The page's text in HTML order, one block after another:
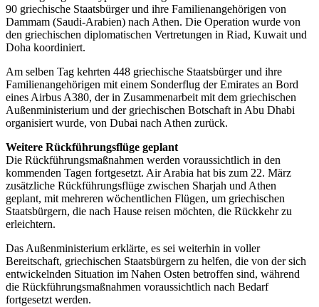
90 griechische Staatsbürger und ihre Familienangehörigen von
Dammam (Saudi-Arabien) nach Athen. Die Operation wurde von
den griechischen diplomatischen Vertretungen in Riad, Kuwait und
Doha koordiniert.
Am selben Tag kehrten 448 griechische Staatsbürger und ihre
Familienangehörigen mit einem Sonderflug der Emirates an Bord
eines Airbus A380, der in Zusammenarbeit mit dem griechischen
Außenministerium und der griechischen Botschaft in Abu Dhabi
organisiert wurde, von Dubai nach Athen zurück.
Weitere Rückführungsflüge geplant
Die Rückführungsmaßnahmen werden voraussichtlich in den
kommenden Tagen fortgesetzt. Air Arabia hat bis zum 22. März
zusätzliche Rückführungsflüge zwischen Sharjah und Athen
geplant, mit mehreren wöchentlichen Flügen, um griechischen
Staatsbürgern, die nach Hause reisen möchten, die Rückkehr zu
erleichtern.
Das Außenministerium erklärte, es sei weiterhin in voller
Bereitschaft, griechischen Staatsbürgern zu helfen, die von der sich
entwickelnden Situation im Nahen Osten betroffen sind, während
die Rückführungsmaßnahmen voraussichtlich nach Bedarf
fortgesetzt werden.